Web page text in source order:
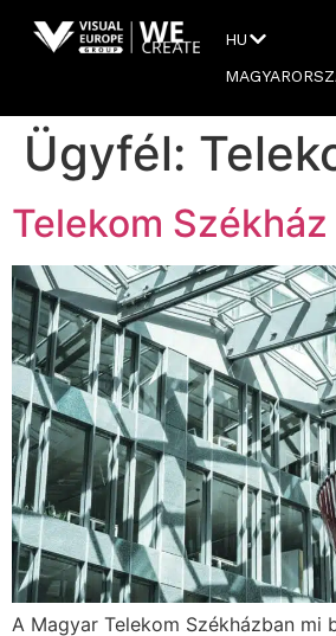
HU
Ügyfél:
Telekom Székház
A Magyar Telekom Székházban mi